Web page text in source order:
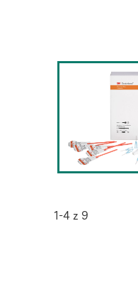
1-4 z 9